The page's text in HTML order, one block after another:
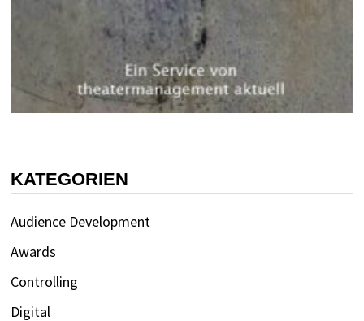
KATEGORIEN
Audience Development
Awards
Controlling
Digital